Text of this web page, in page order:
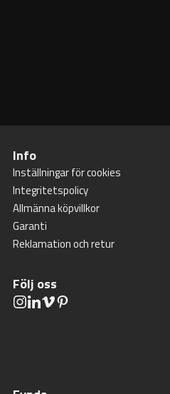
Info
Inställningar för cookies
Integritetspolicy
Allmänna köpvillkor
Garanti
Reklamation och retur
Följ oss